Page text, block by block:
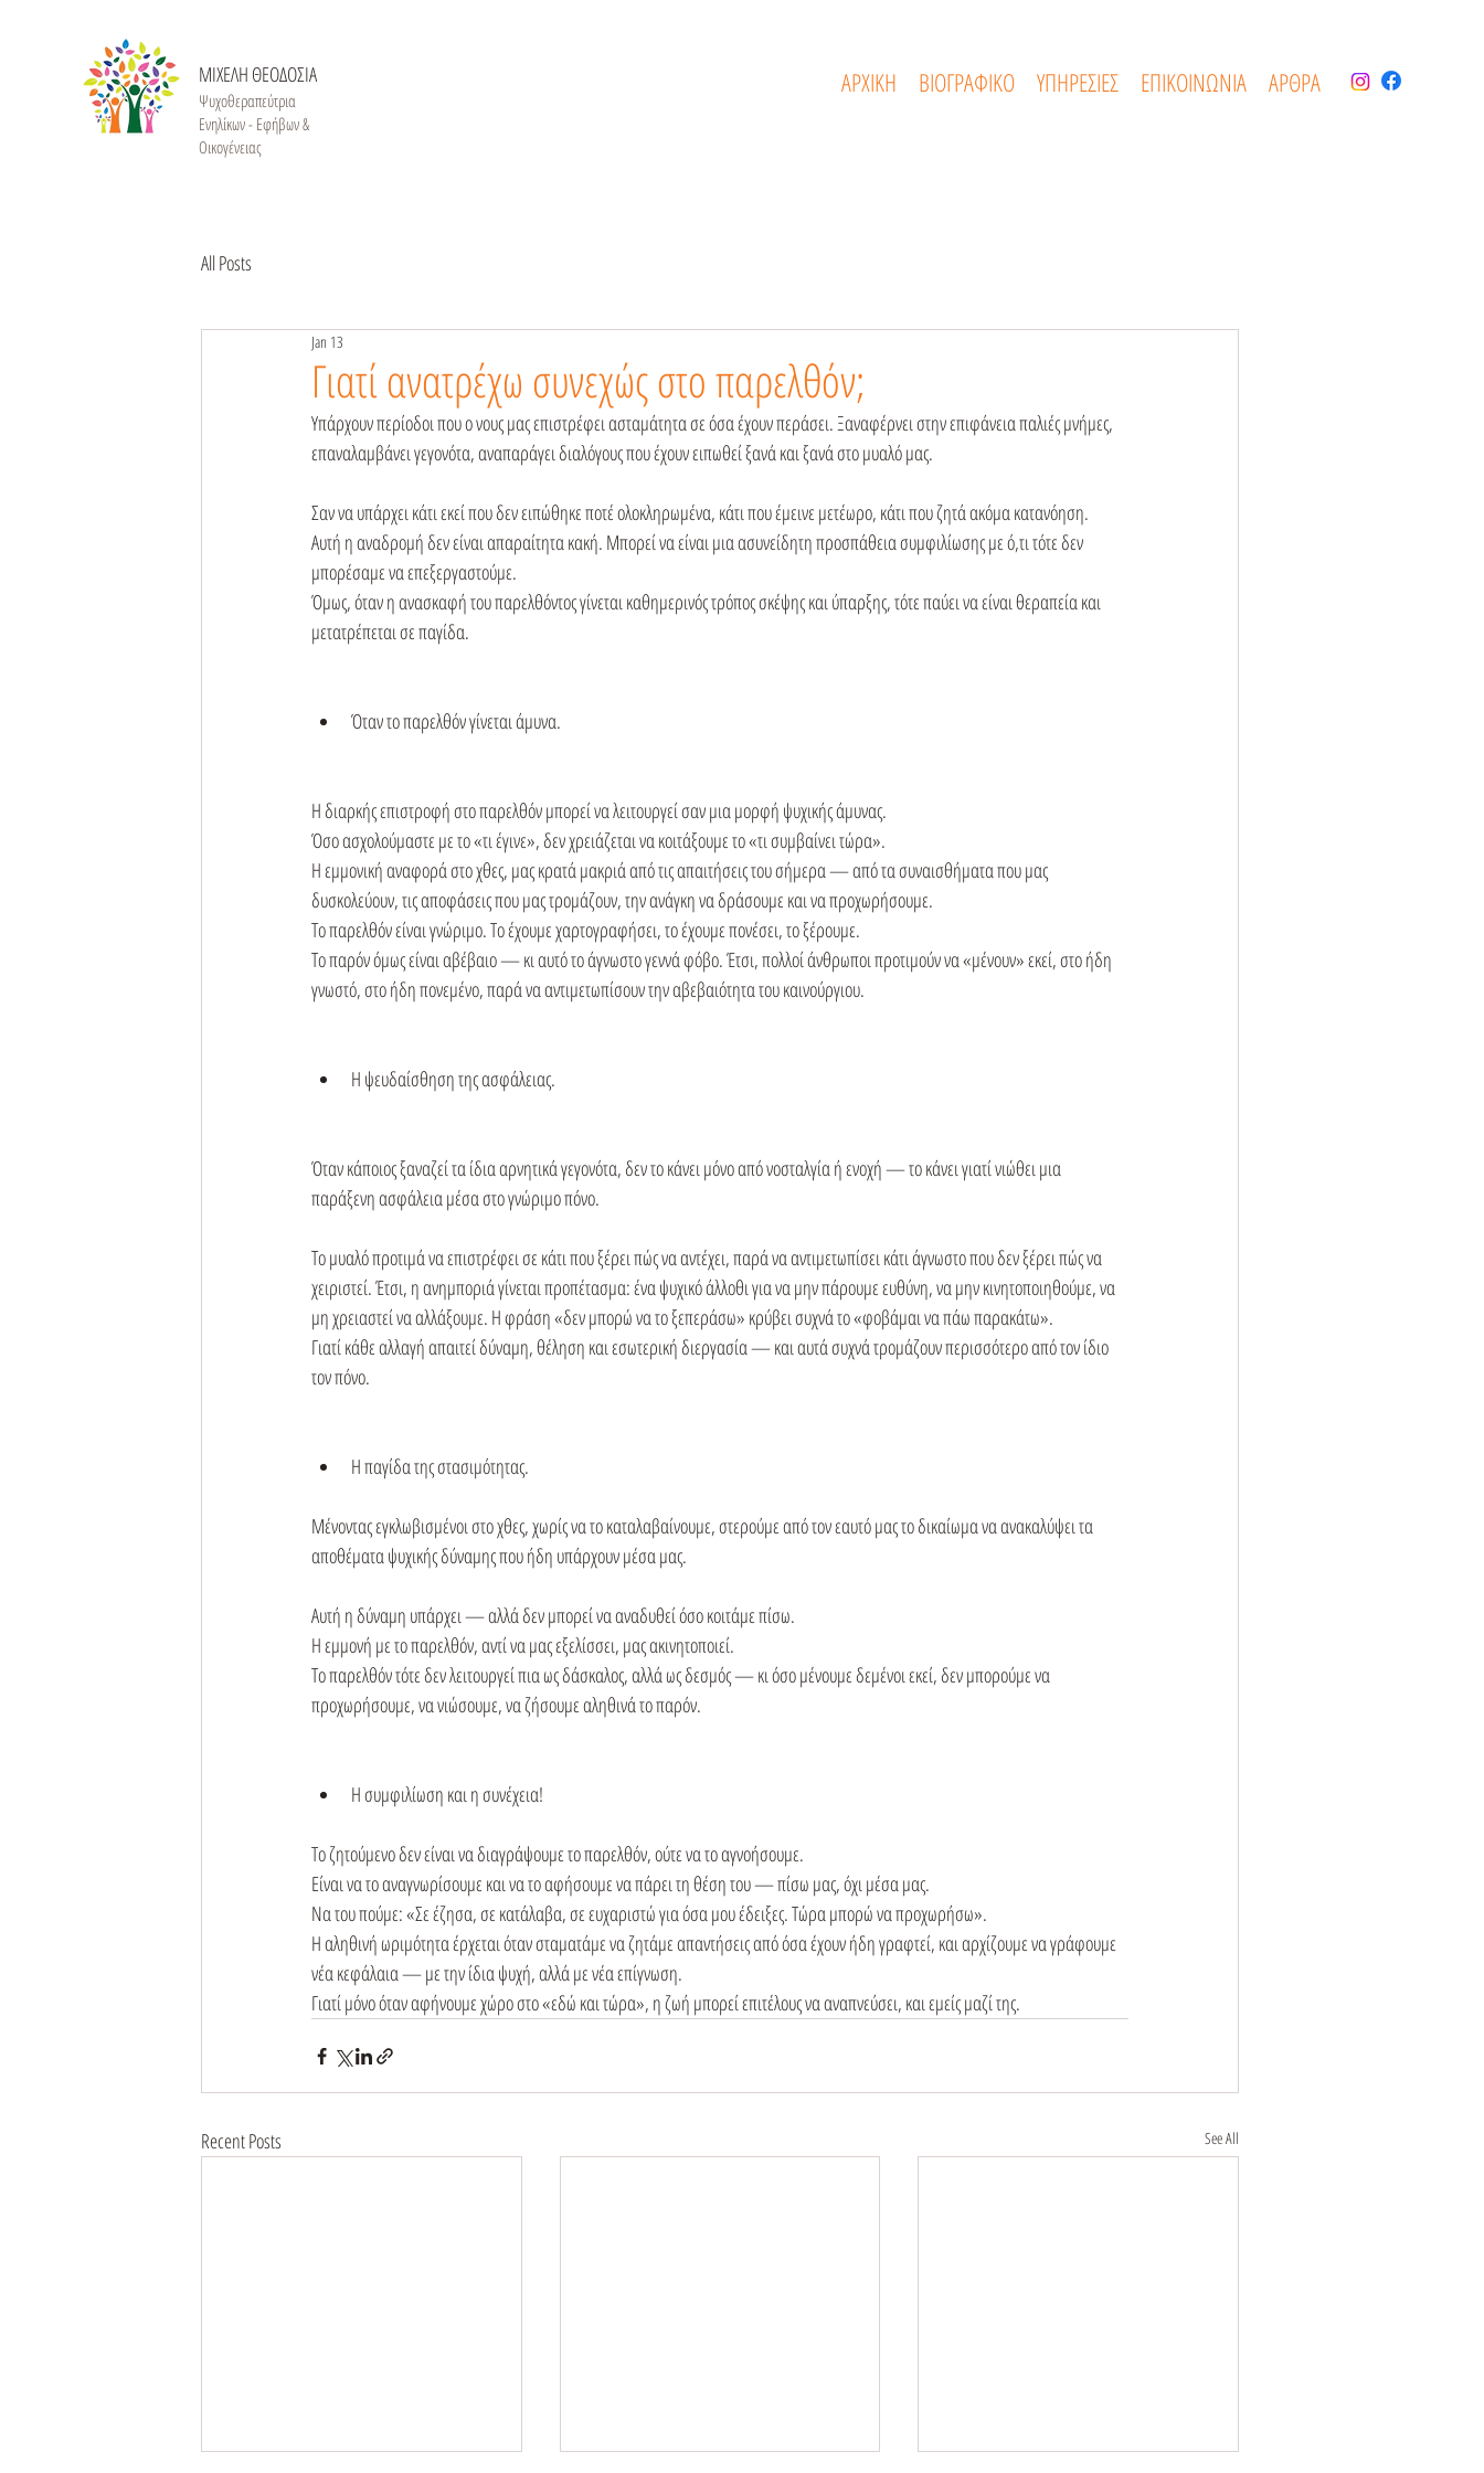
ΜΙΧΕΛΗ ΘΕΟΔΟΣΙΑ
Ψυχοθεραπεύτρια
Ενηλίκων - Εφήβων &
Οικογένειας
ΑΡΧΙΚΗ ΒΙΟΓΡΑΦΙΚΟ ΥΠΗΡΕΣΙΕΣ ΕΠΙΚΟΙΝΩΝΙΑ ΑΡΘΡΑ
All Posts
Γιατί ανατρέχω συνεχώς στο παρελθόν;
Jan 13
Υπάρχουν περίοδοι που ο νους μας επιστρέφει ασταμάτητα σε όσα έχουν περάσει. Ξαναφέρνει στην επιφάνεια παλιές μνήμες,
επαναλαμβάνει γεγονότα, αναπαράγει διαλόγους που έχουν ειπωθεί ξανά και ξανά στο μυαλό μας.
Σαν να υπάρχει κάτι εκεί που δεν ειπώθηκε ποτέ ολοκληρωμένα, κάτι που έμεινε μετέωρο, κάτι που ζητά ακόμα κατανόηση.
Αυτή η αναδρομή δεν είναι απαραίτητα κακή. Μπορεί να είναι μια ασυνείδητη προσπάθεια συμφιλίωσης με ό,τι τότε δεν
μπορέσαμε να επεξεργαστούμε.
Όμως, όταν η ανασκαφή του παρελθόντος γίνεται καθημερινός τρόπος σκέψης και ύπαρξης, τότε παύει να είναι θεραπεία και
μετατρέπεται σε παγίδα.
Όταν το παρελθόν γίνεται άμυνα.
Η διαρκής επιστροφή στο παρελθόν μπορεί να λειτουργεί σαν μια μορφή ψυχικής άμυνας.
Όσο ασχολούμαστε με το «τι έγινε», δεν χρειάζεται να κοιτάξουμε το «τι συμβαίνει τώρα».
Η εμμονική αναφορά στο χθες, μας κρατά μακριά από τις απαιτήσεις του σήμερα — από τα συναισθήματα που μας
δυσκολεύουν, τις αποφάσεις που μας τρομάζουν, την ανάγκη να δράσουμε και να προχωρήσουμε.
Το παρελθόν είναι γνώριμο. Το έχουμε χαρτογραφήσει, το έχουμε πονέσει, το ξέρουμε.
Το παρόν όμως είναι αβέβαιο — κι αυτό το άγνωστο γεννά φόβο. Έτσι, πολλοί άνθρωποι προτιμούν να «μένουν» εκεί, στο ήδη
γνωστό, στο ήδη πονεμένο, παρά να αντιμετωπίσουν την αβεβαιότητα του καινούργιου.
Η ψευδαίσθηση της ασφάλειας.
Όταν κάποιος ξαναζεί τα ίδια αρνητικά γεγονότα, δεν το κάνει μόνο από νοσταλγία ή ενοχή — το κάνει γιατί νιώθει μια
παράξενη ασφάλεια μέσα στο γνώριμο πόνο.
Το μυαλό προτιμά να επιστρέφει σε κάτι που ξέρει πώς να αντέχει, παρά να αντιμετωπίσει κάτι άγνωστο που δεν ξέρει πώς να
χειριστεί. Έτσι, η ανημποριά γίνεται προπέτασμα: ένα ψυχικό άλλοθι για να μην πάρουμε ευθύνη, να μην κινητοποιηθούμε, να
μη χρειαστεί να αλλάξουμε. Η φράση «δεν μπορώ να το ξεπεράσω» κρύβει συχνά το «φοβάμαι να πάω παρακάτω».
Γιατί κάθε αλλαγή απαιτεί δύναμη, θέληση και εσωτερική διεργασία — και αυτά συχνά τρομάζουν περισσότερο από τον ίδιο
τον πόνο.
Η παγίδα της στασιμότητας.
Μένοντας εγκλωβισμένοι στο χθες, χωρίς να το καταλαβαίνουμε, στερούμε από τον εαυτό μας το δικαίωμα να ανακαλύψει τα
αποθέματα ψυχικής δύναμης που ήδη υπάρχουν μέσα μας.
Αυτή η δύναμη υπάρχει — αλλά δεν μπορεί να αναδυθεί όσο κοιτάμε πίσω.
Η εμμονή με το παρελθόν, αντί να μας εξελίσσει, μας ακινητοποιεί.
Το παρελθόν τότε δεν λειτουργεί πια ως δάσκαλος, αλλά ως δεσμός — κι όσο μένουμε δεμένοι εκεί, δεν μπορούμε να
προχωρήσουμε, να νιώσουμε, να ζήσουμε αληθινά το παρόν.
Η συμφιλίωση και η συνέχεια!
Το ζητούμενο δεν είναι να διαγράψουμε το παρελθόν, ούτε να το αγνοήσουμε.
Είναι να το αναγνωρίσουμε και να το αφήσουμε να πάρει τη θέση του — πίσω μας, όχι μέσα μας.
Να του πούμε: «Σε έζησα, σε κατάλαβα, σε ευχαριστώ για όσα μου έδειξες. Τώρα μπορώ να προχωρήσω».
Η αληθινή ωριμότητα έρχεται όταν σταματάμε να ζητάμε απαντήσεις από όσα έχουν ήδη γραφτεί, και αρχίζουμε να γράφουμε
νέα κεφάλαια — με την ίδια ψυχή, αλλά με νέα επίγνωση.
Γιατί μόνο όταν αφήνουμε χώρο στο «εδώ και τώρα», η ζωή μπορεί επιτέλους να αναπνεύσει, και εμείς μαζί της.
Recent Posts See All